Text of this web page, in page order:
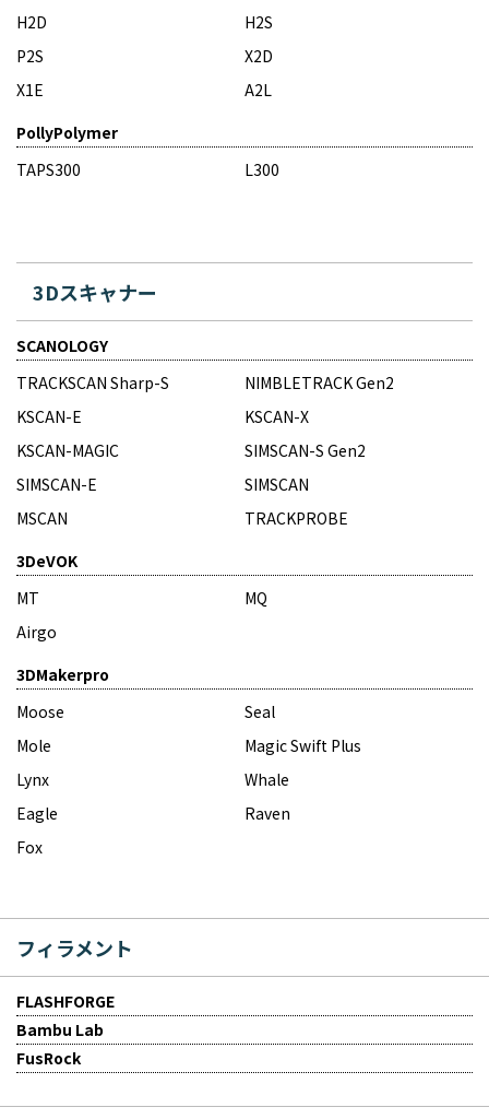
H2D
H2S
P2S
X2D
X1E
A2L
PollyPolymer
TAPS300
L300
3Dスキャナー
SCANOLOGY
TRACKSCAN Sharp-S
NIMBLETRACK Gen2
KSCAN-E
KSCAN-X
KSCAN-MAGIC
SIMSCAN-S Gen2
SIMSCAN-E
SIMSCAN
MSCAN
TRACKPROBE
3DeVOK
MT
MQ
Airgo
3DMakerpro
Moose
Seal
Mole
Magic Swift Plus
Lynx
Whale
Eagle
Raven
Fox
フィラメント
FLASHFORGE
Bambu Lab
FusRock